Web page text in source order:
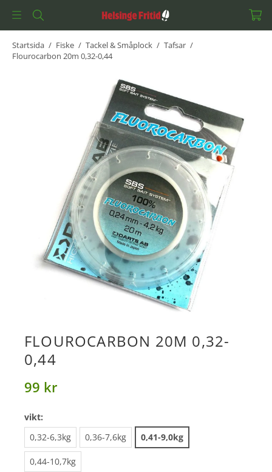
Startsida / Fiske / Tackel & Småplock / Tafsar /
Flourocarbon 20m 0,32-0,44
FLOUROCARBON 20M 0,32-
0,44
99 kr
vikt:
0,32-6,3kg
0,36-7,6kg 0,41-9,0kg
0,44-10,7kg